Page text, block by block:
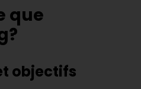
que
objectifs